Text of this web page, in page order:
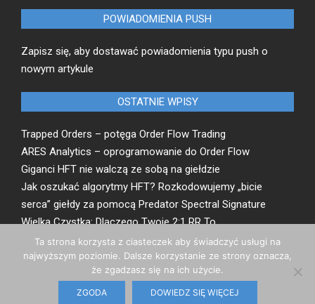
POWIADOMIENIA PUSH
Zapisz się, aby dostawać powiadomienia typu push o
nowym artykule
OSTATNIE WPISY
Trapped Orders – potęga Order Flow Trading
ARES Analytics – oprogramowanie do Order Flow
Giganci HFT nie walczą ze sobą na giełdzie
Jak oszukać algorytmy HFT? Rozkodowujemy „bicie
serca” giełdy za pomocą Predator Spectral Signature
Wielka Czystka: Dlaczego Twoje 2:1 RR To
Matematyczna Iluzja
test4profit@gmail.com © 2026
Ta strona korzysta z ciasteczek aby świadczyć usługi na
najwyższym poziomie. Dalsze korzystanie ze strony oznacza,
że zgadzasz się na ich użycie.
ZGODA DOWIEDZ SIĘ WIĘCEJ